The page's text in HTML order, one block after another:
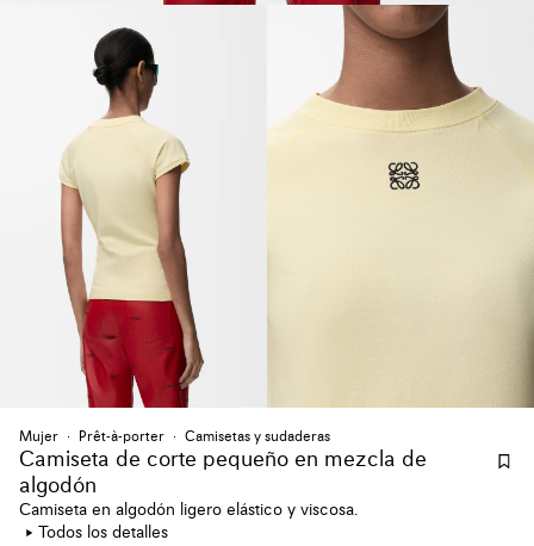
Mujer Prêt-à-porter Camisetas y sudaderas
Camiseta de corte pequeño en mezcla de
algodón
Camiseta en algodón ligero elástico y viscosa.
Todos los detalles